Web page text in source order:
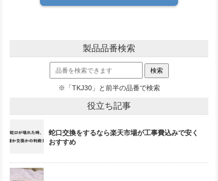
製品品番検索
※「TKJ30」と前半の品番で検索
役立ち記事
蛇口交換をするなら楽天市場が工事費込みで安く
おすすめ